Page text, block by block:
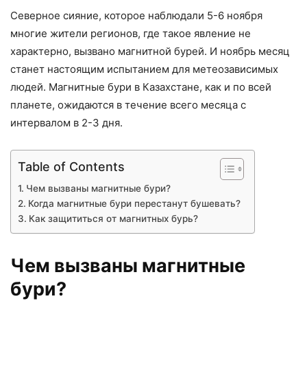
Северное сияние, которое наблюдали 5-6 ноября
многие жители регионов, где такое явление не
характерно, вызвано магнитной бурей. И ноябрь месяц
станет настоящим испытанием для метеозависимых
людей. Магнитные бури в Казахстане, как и по всей
планете, ожидаются в течение всего месяца с
интервалом в 2-3 дня.
Table of Contents
Чем вызваны магнитные бури?
Когда магнитные бури перестанут бушевать?
Как защититься от магнитных бурь?
Чем вызваны магнитные
бури?